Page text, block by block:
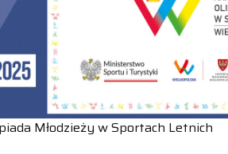
Młodzieży w Sportach Letnich